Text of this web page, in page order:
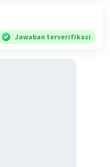
Jawaban terverifikasi